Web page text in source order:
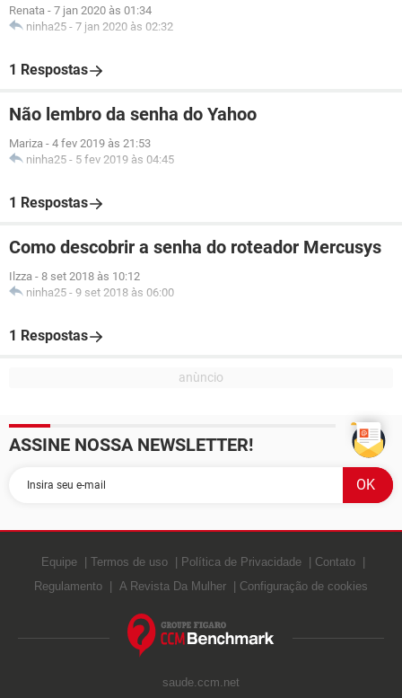
Renata - 7 jan 2020 às 01:34
ninha25 - 7 jan 2020 às 02:32
1 Respostas
Não lembro da senha do Yahoo
Mariza - 4 fev 2019 às 21:53
ninha25 - 5 fev 2019 às 04:45
1 Respostas
Como descobrir a senha do roteador Mercusys
Ilzza - 8 set 2018 às 10:12
ninha25 - 9 set 2018 às 06:00
1 Respostas
ASSINE NOSSA NEWSLETTER!
Equipe Termos de uso Política de Privacidade
Contato
Regulamento
A Revista Da Mulher Configuração de cookies
saude.ccm.net